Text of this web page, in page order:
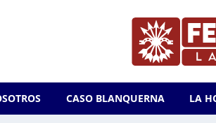
CASO BLANQUERNA LA